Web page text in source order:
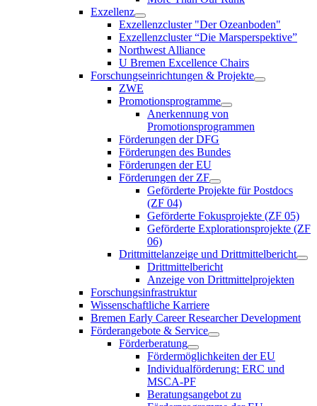
Exzellenz
Exzellenzcluster "Der Ozeanboden"
Exzellenzcluster “Die Marsperspektive”
Northwest Alliance
U Bremen Excellence Chairs
Forschungseinrichtungen & Projekte
ZWE
Promotionsprogramme
Anerkennung von
Promotionsprogrammen
Förderungen der DFG
Förderungen des Bundes
Förderungen der EU
Förderungen der ZF
Geförderte Projekte für Postdocs
(ZF 04)
Geförderte Fokusprojekte (ZF 05)
Geförderte Explorationsprojekte (ZF
06)
Drittmittelanzeige und Drittmittelbericht
Drittmittelbericht
Anzeige von Drittmittelprojekten
Forschungsinfrastruktur
Wissenschaftliche Karriere
Bremen Early Career Researcher Development
Förderangebote & Service
Förderberatung
Fördermöglichkeiten der EU
Individualförderung: ERC und
MSCA-PF
Beratungsangebot zu